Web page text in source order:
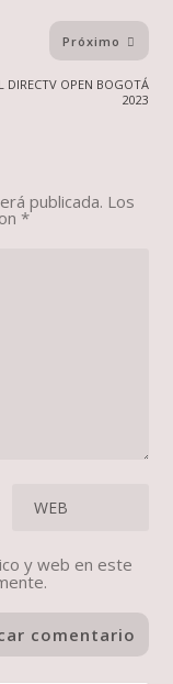
Próximo
DIRECTV OPEN BOGOTÁ
2023
publicada. Los
*
y web en este